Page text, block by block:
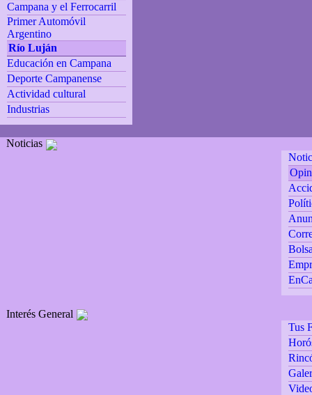
Campana y el Ferrocarril
Primer Automóvil
Argentino
Río Luján
Educación en Campana
Deporte Campanense
Actividad cultural
Industrias
Noticias
Interés General
Tus